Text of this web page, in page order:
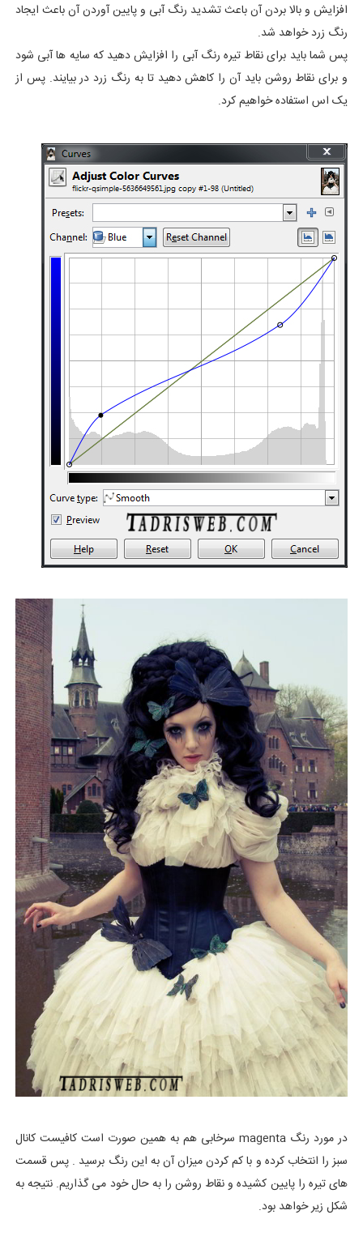
افزایش و بالا بردن آن باعث تشدید رنگ آبی و پایین آوردن آن باعث ایجاد
رنگ زرد خواهد شد.
پس شما باید برای نقاط تیره رنگ آبی را افزایش دهید که سایه ها آبی شود
و برای نقاط روشن باید آن را کاهش دهید تا به رنگ زرد در بیایند. پس از
یک اس استفاده خواهیم کرد.
در مورد رنگ magenta سرخابی هم به همین صورت است کافیست کانال
سبز را انتخاب کرده و با کم کردن میزان آن به این رنگ برسید . پس قسمت
های تیره را پایین کشیده و نقاط روشن را به حال خود می گذاریم. نتیجه به
شکل زیر خواهد بود.